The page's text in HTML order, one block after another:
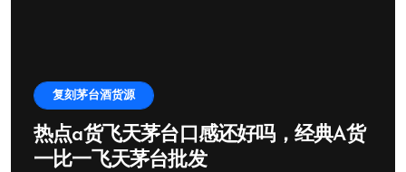
复刻茅台酒货源
热点a货飞天茅台口感还好吗，经典A货
一比一飞天茅台批发